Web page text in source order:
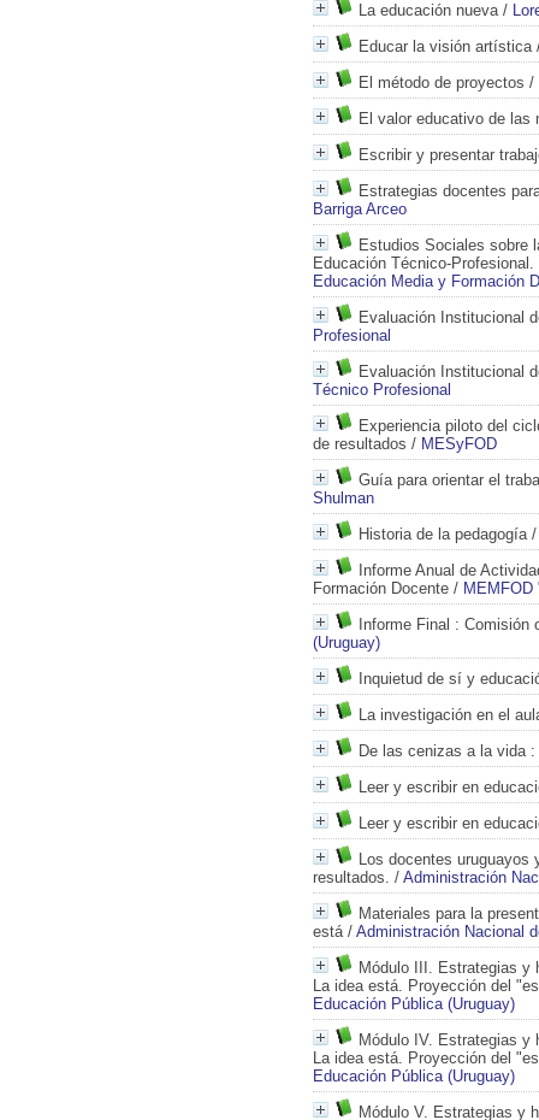
La educación nueva/
Educar la visión artística
El método de proyectos /
El valor educativo de las
Escribir y presentar
Estrategias docentes
Barriga Arceo
Estudios Sociales sobre
Educación Técnico-Profesional.
Educación Media y Formación
Evaluación Institucional
Profesional
Evaluación Institucional
Técnico Profesional
Experiencia piloto del
de resultados / MESyFOD
Guía para orientar el
Shulman
Historia de la pedagogía
Informe Anual de
Formación Docente / MEMFOD
Informe Final : Comisión
(Uruguay)
Inquietud de sí y
La investigación en el
De las cenizas a la vida:
Leer y escribir en
Leer y escribir en
Los docentes
resultados. / Administración
Materiales para la
está/ Administración Nacional
Módulo III. Estrategias y
La idea está. Proyección del
Educación Pública (Uruguay)
Módulo IV. Estrategias y
La idea está. Proyección del
Educación Pública (Uruguay)
Módulo V. Estrategias y